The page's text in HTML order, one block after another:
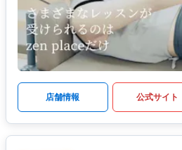
店舗情報 公式サイト